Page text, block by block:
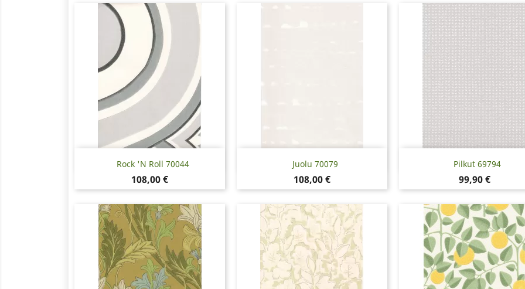
Rock 'N Roll 70044
Hinta
108,00 €
Pikakatselu Juolu 70079
Hinta
108,00 €
Pikakatselu Pilkut 69794
Hinta
99,90 €
Pikakatselu